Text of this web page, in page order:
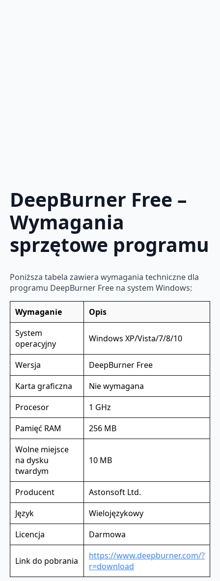
DeepBurner Free –
Wymagania
sprzętowe programu
Poniższa tabela zawiera wymagania techniczne dla
programu DeepBurner Free na system Windows:
Wymaganie
Opis
System
operacyjny
Windows XP/Vista/7/8/10
Wersja
DeepBurner Free
Karta graficzna
Nie wymagana
Procesor
1 GHz
Pamięć RAM
256 MB
Wolne miejsce
na dysku
twardym
10 MB
Producent
Astonsoft Ltd.
Język
Wielojęzykowy
Licencja
Darmowa
Link do pobrania
https://www.deepburner.com/?
r=download